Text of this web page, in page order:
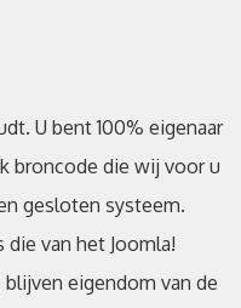
U bent 100% eigenaar
broncode die wij voor u
gesloten systeem.
van het Joomla!
eigendom van de